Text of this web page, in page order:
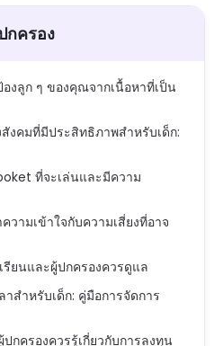
กครอง
งลูก ๆ ของคุณจากเนื้อหาที่เป็น
งคมที่มีประสิทธิภาพสำหรับเด็ก:
ที่จะเล่นและมีความ
วามเข้าใจกับความเสี่ยงที่อาจ
รียนและผู้ปกครองควรดูแล
สำหรับเด็ก: คู่มือการจัดการ
กครองควรรู้เกี่ยวกับการลงทุน